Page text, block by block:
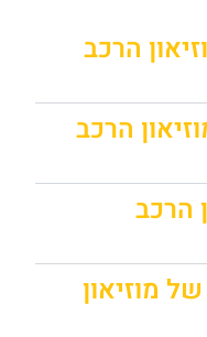
הרכב
הרכב
הרכב
מוזיאון